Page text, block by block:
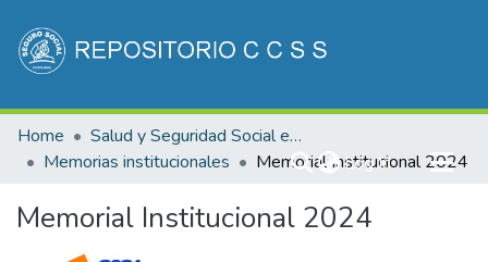
Log In(current)
Communities & Collections
All of DSpace
Home
Salud y Seguridad Social en Costa Rica
Memorias institucionales
Memorial Institucional 2024
Memorial Institucional 2024